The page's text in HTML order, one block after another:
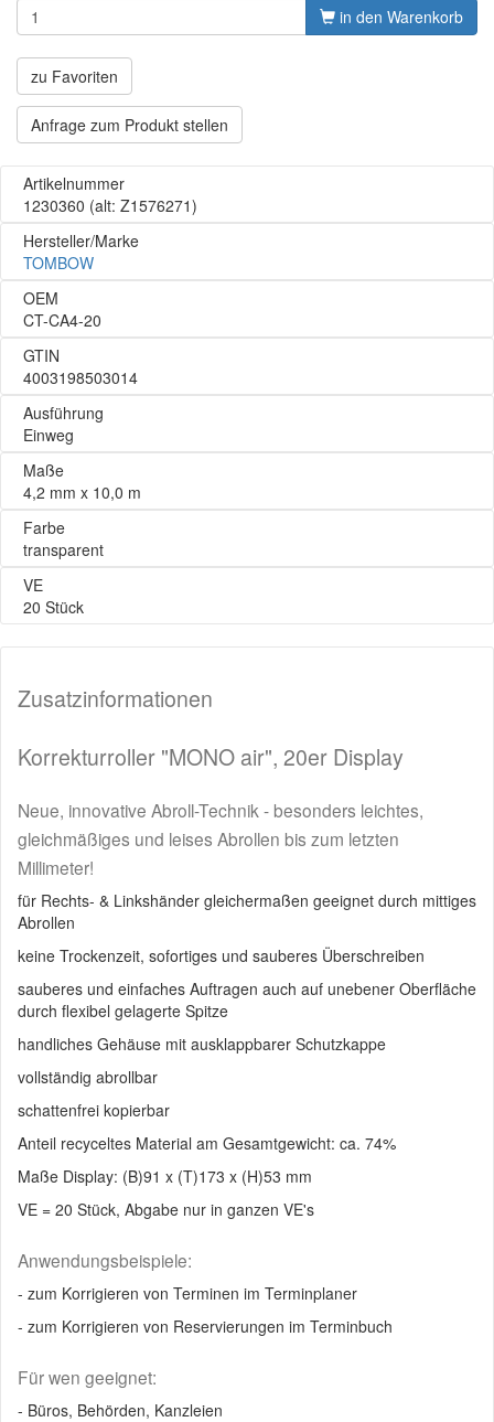
in den Warenkorb
zu Favoriten
Anfrage zum Produkt stellen
Artikelnummer
1230360 (alt: Z1576271)
Hersteller/Marke
TOMBOW
OEM
CT-CA4-20
GTIN
4003198503014
Ausführung
Einweg
Maße
4,2 mm x 10,0 m
Farbe
transparent
VE
20 Stück
Zusatzinformationen
Korrekturroller "MONO air", 20er Display
Neue, innovative Abroll-Technik - besonders leichtes,
gleichmäßiges und leises Abrollen bis zum letzten
Millimeter!
für Rechts- & Linkshänder gleichermaßen geeignet durch mittiges
Abrollen
keine Trockenzeit, sofortiges und sauberes Überschreiben
sauberes und einfaches Auftragen auch auf unebener Oberfläche
durch flexibel gelagerte Spitze
handliches Gehäuse mit ausklappbarer Schutzkappe
vollständig abrollbar
schattenfrei kopierbar
Anteil recyceltes Material am Gesamtgewicht: ca. 74%
Maße Display: (B)91 x (T)173 x (H)53 mm
VE = 20 Stück, Abgabe nur in ganzen VE's
Anwendungsbeispiele:
- zum Korrigieren von Terminen im Terminplaner
- zum Korrigieren von Reservierungen im Terminbuch
Für wen geeignet:
- Büros, Behörden, Kanzleien